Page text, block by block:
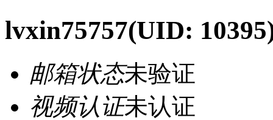
lvxin75757(UID:
邮箱状态未验证
视频认证未认证